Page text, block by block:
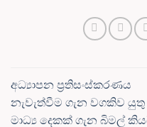
අධ්‍යාපන ප්‍රතිසංස්කරණය
නැවැත්වීම ගැන වගකිව යුතු
මාධ්‍ය දෙකක් ගැන බිමල්